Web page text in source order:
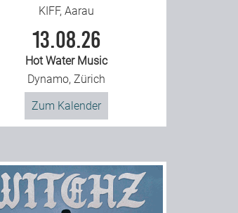
KIFF, Aarau
13.08.26
Hot Water Music
Dynamo, Zürich
Zum Kalender